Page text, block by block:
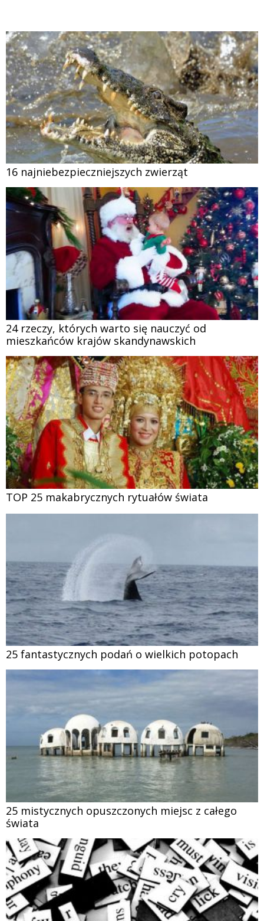
16 najniebezpieczniejszych zwierząt
24 rzeczy, których warto się nauczyć od
mieszkańców krajów skandynawskich
TOP 25 makabrycznych rytuałów świata
25 fantastycznych podań o wielkich potopach
25 mistycznych opuszczonych miejsc z całego
świata